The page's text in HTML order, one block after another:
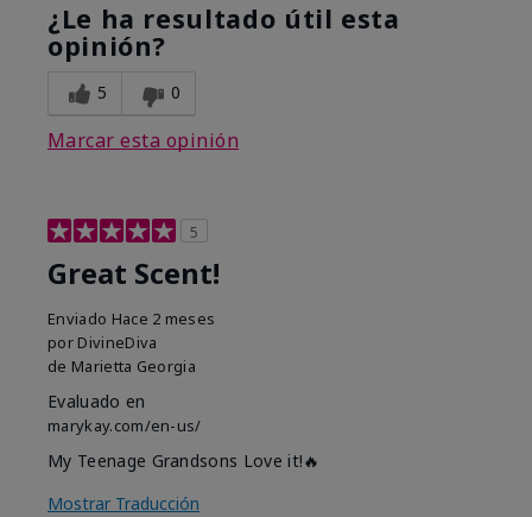
¿Le ha resultado útil esta
opinión?
5 0
Marcar esta opinión
5
Great Scent!
Enviado Hace 2 meses
por DivineDiva
de Marietta Georgia
Evaluado en
marykay.com/en-us/
My Teenage Grandsons Love it!🔥
Mostrar Traducción